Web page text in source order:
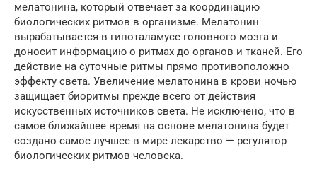
мелатонина, который отвечает за координацию
биологических ритмов в организме. Мелатонин
вырабатывается в гипоталамусе головного мозга и
доносит информацию о ритмах до органов и тканей. Его
действие на суточные ритмы прямо противоположно
эффекту света. Увеличение мелатонина в крови ночью
защищает биоритмы прежде всего от действия
искусственных источников света. Не исключено, что в
самое ближайшее время на основе мелатонина будет
создано самое лучшее в мире лекарство — регулятор
биологических ритмов человека.